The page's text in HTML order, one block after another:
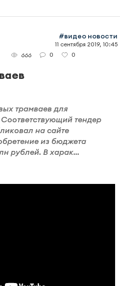
#видео новости
11 сентября 2019, 10:45
666
0 0
трамваев для
тендер
на сайте
из бюджета
рублей. В харак...